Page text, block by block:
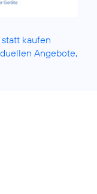
kaufen
Angebote,